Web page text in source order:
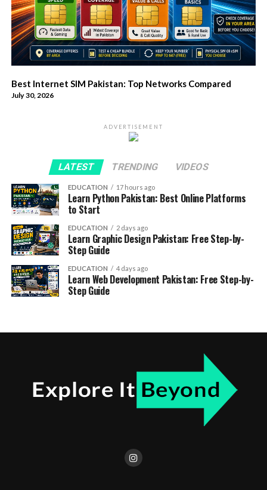
Best Internet SIM Pakistan: Top Networks Compared
July 30, 2026
ADVERTISEMENT
LATEST TRENDING VIDEOS
EDUCATION 17 hours ago
Learn Python Pakistan: Best Online Platforms
to Start
EDUCATION 2 days ago
Learn Graphic Design Pakistan: Free Step-by-
Step Guide
EDUCATION 4 days ago
Learn Web Development Pakistan: Free Step-by-
Step Guide